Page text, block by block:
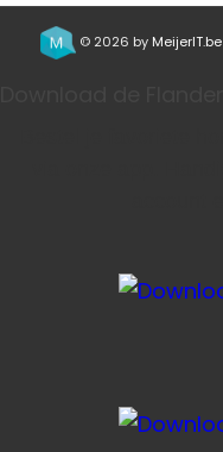
© 2026 by MeijerIT.be